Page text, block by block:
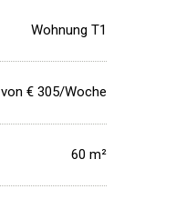
Wohnung T1
von € 305/Woche
60 m²